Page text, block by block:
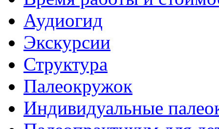
Аудиогид
Экскурсии
Структура
Палеокружок
Индивидуальные